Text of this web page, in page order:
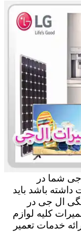
شما در
باشد باید
ال جی در
کلیه لوازم
خدمات تعمیر